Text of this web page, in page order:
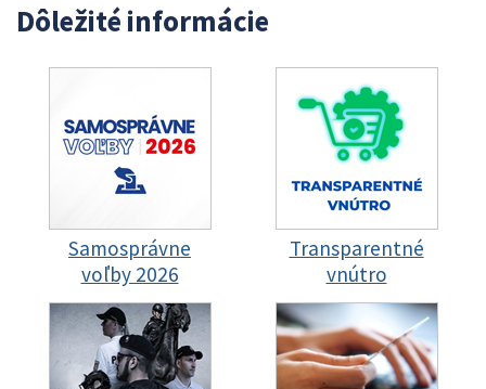
Dôležité informácie
Samosprávne
voľby 2026
Transparentné
vnútro